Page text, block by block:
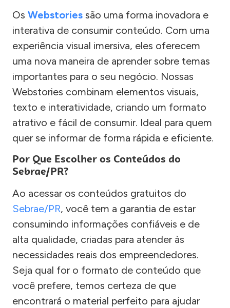
Os Webstories são uma forma inovadora e
interativa de consumir conteúdo. Com uma
experiência visual imersiva, eles oferecem
uma nova maneira de aprender sobre temas
importantes para o seu negócio. Nossas
Webstories combinam elementos visuais,
texto e interatividade, criando um formato
atrativo e fácil de consumir. Ideal para quem
quer se informar de forma rápida e eficiente.
Por Que Escolher os Conteúdos do
Sebrae/PR?
Ao acessar os conteúdos gratuitos do
Sebrae/PR, você tem a garantia de estar
consumindo informações confiáveis e de
alta qualidade, criadas para atender às
necessidades reais dos empreendedores.
Seja qual for o formato de conteúdo que
você prefere, temos certeza de que
encontrará o material perfeito para ajudar